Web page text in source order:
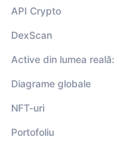
API Crypto
DexScan
Active din lumea reală:
Diagrame globale
NFT-uri
Portofoliu